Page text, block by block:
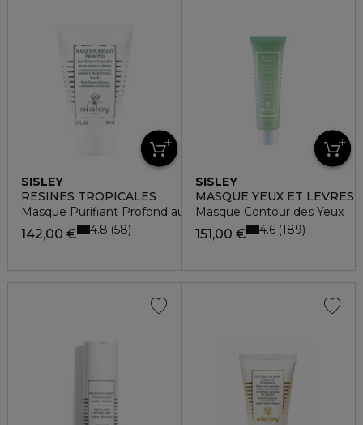
SISLEY
RESINES TROPICALES
Masque Purifiant Profond aux Résines Tropicales
142,00 € 4.8 58
SISLEY
MASQUE YEUX ET LEVRES
Masque Contour des Yeux
151,00 € 4.6 189